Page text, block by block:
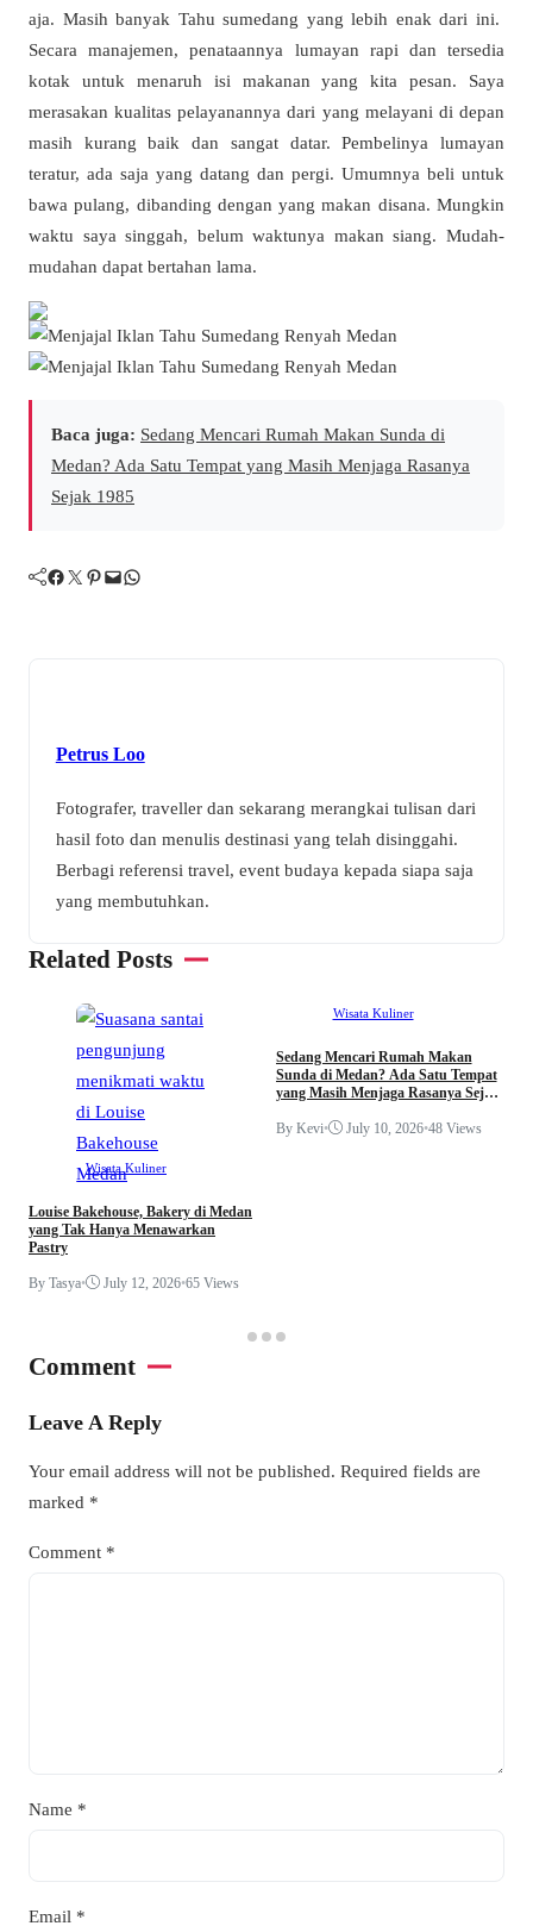
aja. Masih banyak Tahu sumedang yang lebih enak dari ini.
Secara manajemen, penataannya lumayan rapi dan tersedia
kotak untuk menaruh isi makanan yang kita pesan. Saya
merasakan kualitas pelayanannya dari yang melayani di depan
masih kurang baik dan sangat datar. Pembelinya lumayan
teratur, ada saja yang datang dan pergi. Umumnya beli untuk
bawa pulang, dibanding dengan yang makan disana. Mungkin
waktu saya singgah, belum waktunya makan siang. Mudah-
mudahan dapat bertahan lama.
Baca juga: Sedang Mencari Rumah Makan Sunda di
Medan? Ada Satu Tempat yang Masih Menjaga Rasanya
Sejak 1985
Facebook Twitter Pinterest Mail WhatsApp
Petrus Loo
Fotografer, traveller dan sekarang merangkai tulisan dari
hasil foto dan menulis destinasi yang telah disinggahi.
Berbagi referensi travel, event budaya kepada siapa saja
yang membutuhkan.
Related Posts
Wisata Kuliner
Louise Bakehouse, Bakery di Medan
yang Tak Hanya Menawarkan
Pastry
By Tasya• July 12, 2026•65 Views
Wisata Kuliner
Sedang Mencari Rumah Makan
Sunda di Medan? Ada Satu Tempat
yang Masih Menjaga Rasanya Sejak
By Kevi• July 10, 2026•48 Views
Comment
Leave A Reply
Your email address will not be published. Required fields are
marked *
Comment *
Name *
Email *